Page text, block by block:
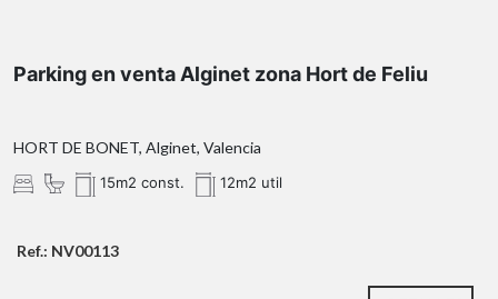
Parking en venta Alginet zona Hort de Feliu
HORT DE BONET, Alginet, Valencia
15m2 const. 12m2 util
Ref.: NV00113